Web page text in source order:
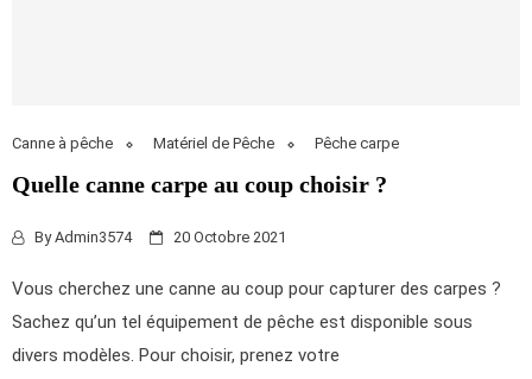
Canne à pêche Matériel de Pêche Pêche carpe
Quelle canne carpe au coup choisir ?
ByAdmin3574 20 Octobre 2021
Vous cherchez une canne au coup pour capturer des carpes ?
Sachez qu’un tel équipement de pêche est disponible sous
divers modèles. Pour choisir, prenez votre